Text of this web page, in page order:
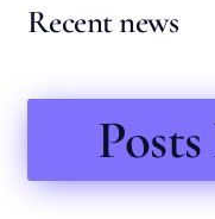
Recent news